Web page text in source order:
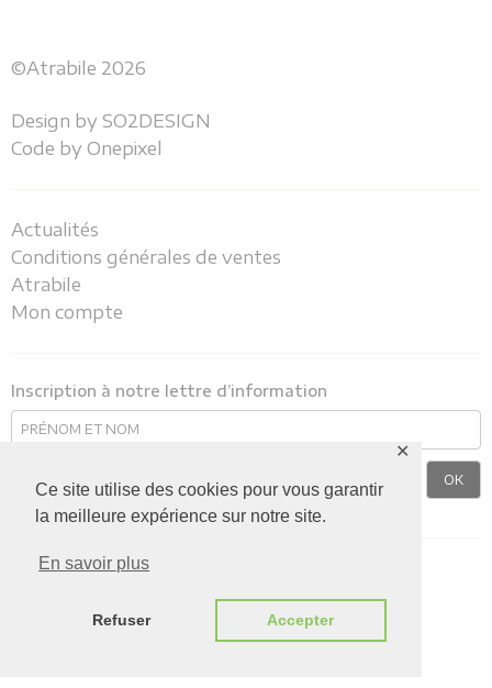
Ce site utilise des cookies pour vous garantir
la meilleure expérience sur notre site.
En savoir plus
Refuser Accepter
✕
©Atrabile 2026
Design by SO2DESIGN
Code by Onepixel
Actualités
Conditions générales de ventes
Atrabile
Mon compte
Inscription à notre lettre d’information
Nous suivre sur